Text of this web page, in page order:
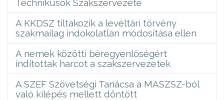
Technikusok Szakszervezete
A KKDSZ tiltakozik a levéltári törvény
szakmailag indokolatlan módosítása ellen
A nemek közötti béregyenlőségért
indítottak harcot a szakszervezetek
A SZEF Szövetségi Tanácsa a MASZSZ-ból
való kilépés mellett döntött